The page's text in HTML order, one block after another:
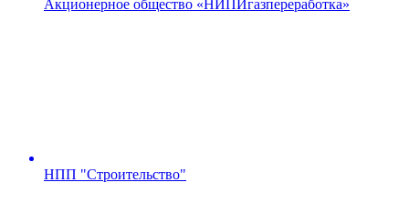
Акционерное общество «НИПИгазпереработка»
НПП "Строительство"